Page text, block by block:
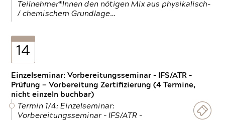
Teilnehmer*Innen den nötigen Mix aus physikalisch-
/ chemischem Grundlage…
14
Einzelseminar: Vorbereitungsseminar - IFS/ATR -
Prüfung — Vorbereitung Zertifizierung (4 Termine,
nicht einzeln buchbar)
Termin 1/4: Einzelseminar:
Vorbereitungsseminar - IFS/ATR -